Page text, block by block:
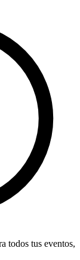
todos tus eventos,